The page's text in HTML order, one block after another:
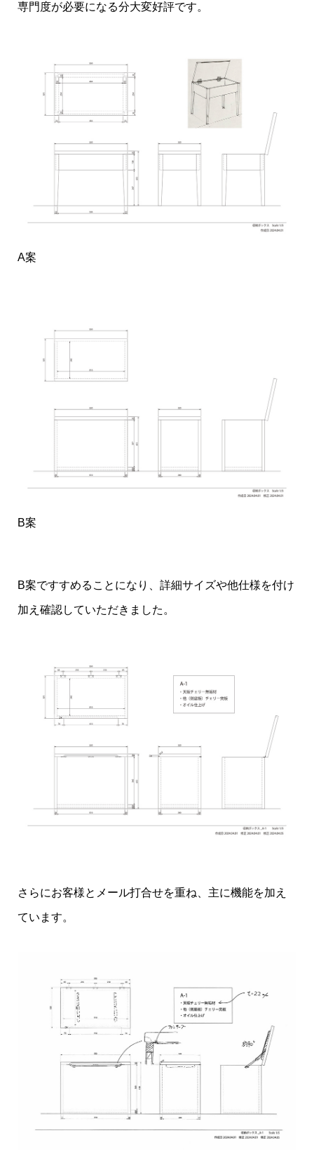
専門度が必要になる分大変好評です。
A案
B案
B案ですすめることになり、詳細サイズや他仕様を付け
加え確認していただきました。
さらにお客様とメール打合せを重ね、主に機能を加え
ています。